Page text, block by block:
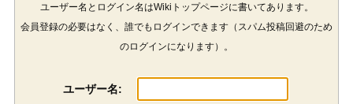
ユーザー名とログイン名はWikiトップページに書いてあります。
会員登録の必要はなく、誰でもログインできます（スパム投稿回避のため
のログインになります）。
ユーザー名: